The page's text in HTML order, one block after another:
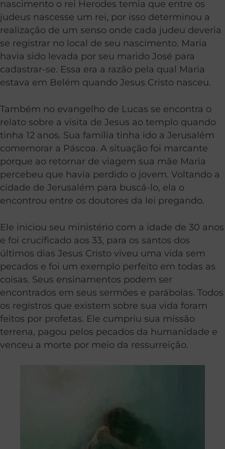
nascimento o rei Herodes temia que entre os
judeus nascesse um rei, por isso determinou a
realização de um senso onde cada judeu deveria
se registrar no local de seu nascimento. Maria
havia sido levada por seu marido José para
cadastrar-se. Essa era a razão pela qual Maria
estava em Belém quando Jesus Cristo nasceu.
Também no evangelho de Lucas se encontra o
relato sobre a visita de Jesus ao templo quando
tinha 12 anos. Sua família tinha ido a Jerusalém
comemorar a Páscoa. A situação foi marcante
porque ao retornar de viagem sua mãe Maria
percebeu que havia perdido o jovem. Voltando a
cidade de Jerusalém para buscá-lo, ela o
encontrou entre os doutores da lei pregando.
Ele iniciou seu ministério com a idade de 30 anos
e foi crucificado aos 33, para os santos dos
últimos dias Jesus Cristo viveu uma vida sem
pecados e foi um exemplo perfeito em todas as
coisas. Seus ensinamentos podem ser
encontrados em seus sermões e parábolas. Todos
os registros que existem sobre sua vida foram
feitos por profetas. Ele cumpriu sua missão
terrena, pagou pelos pecados da humanidade e
venceu a morte por meio da ressurreição.